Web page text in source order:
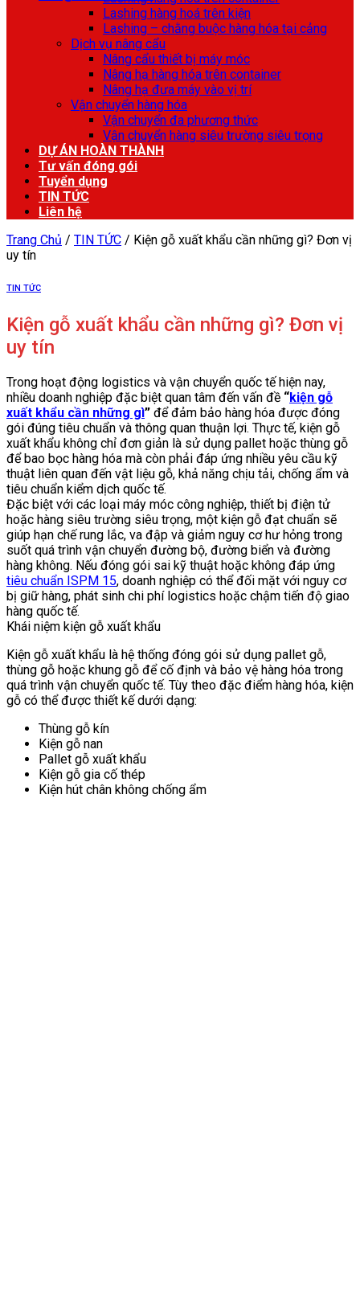
Lashing hàng hoá trên kiện
Lashing – chằng buộc hàng hóa tại cảng
Dịch vụ nâng cẩu
Nâng cẩu thiết bị máy móc
Nâng hạ hàng hóa trên container
Nâng hạ đưa máy vào vị trí
Vận chuyển hàng hóa
Vận chuyển đa phương thức
Vận chuyển hàng siêu trường siêu trọng
DỰ ÁN HOÀN THÀNH
Tư vấn đóng gói
Tuyển dụng
TIN TỨC
Liên hệ
Trang Chủ / TIN TỨC / Kiện gỗ xuất khẩu cần những gì? Đơn vị
uy tín
TIN TỨC
Kiện gỗ xuất khẩu cần những gì? Đơn vị
uy tín
Trong hoạt động logistics và vận chuyển quốc tế hiện nay,
nhiều doanh nghiệp đặc biệt quan tâm đến vấn đề “kiện gỗ
xuất khẩu cần những gì” để đảm bảo hàng hóa được đóng
gói đúng tiêu chuẩn và thông quan thuận lợi. Thực tế, kiện gỗ
xuất khẩu không chỉ đơn giản là sử dụng pallet hoặc thùng gỗ
để bao bọc hàng hóa mà còn phải đáp ứng nhiều yêu cầu kỹ
thuật liên quan đến vật liệu gỗ, khả năng chịu tải, chống ẩm và
tiêu chuẩn kiểm dịch quốc tế.
Đặc biệt với các loại máy móc công nghiệp, thiết bị điện tử
hoặc hàng siêu trường siêu trọng, một kiện gỗ đạt chuẩn sẽ
giúp hạn chế rung lắc, va đập và giảm nguy cơ hư hỏng trong
suốt quá trình vận chuyển đường bộ, đường biển và đường
hàng không. Nếu đóng gói sai kỹ thuật hoặc không đáp ứng
tiêu chuẩn ISPM 15, doanh nghiệp có thể đối mặt với nguy cơ
bị giữ hàng, phát sinh chi phí logistics hoặc chậm tiến độ giao
hàng quốc tế.
Khái niệm kiện gỗ xuất khẩu
Kiện gỗ xuất khẩu là hệ thống đóng gói sử dụng pallet gỗ,
thùng gỗ hoặc khung gỗ để cố định và bảo vệ hàng hóa trong
quá trình vận chuyển quốc tế. Tùy theo đặc điểm hàng hóa, kiện
gỗ có thể được thiết kế dưới dạng:
Thùng gỗ kín
Kiện gỗ nan
Pallet gỗ xuất khẩu
Kiện gỗ gia cố thép
Kiện hút chân không chống ẩm